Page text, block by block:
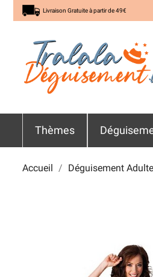
Livraison Gratuite à partir de 49€
Thèmes
Accueil Déguisement Adulte